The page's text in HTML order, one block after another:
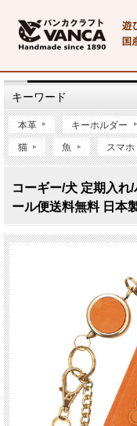
キーワード
本革 キーホルダー
猫 魚 スマホ
コーギー/犬 定期入れ
ール便送料無料 日本